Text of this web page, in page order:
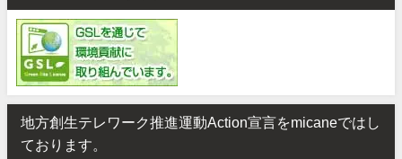
地方創生テレワーク推進運動Action宣言をmicaneではし
ております。